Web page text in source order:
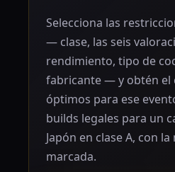
Selecciona las
— clase, las seis
rendimiento, tipo de
fabricante — y obtén el
óptimos para ese
builds legales para un
Japón en clase A, con
marcada.